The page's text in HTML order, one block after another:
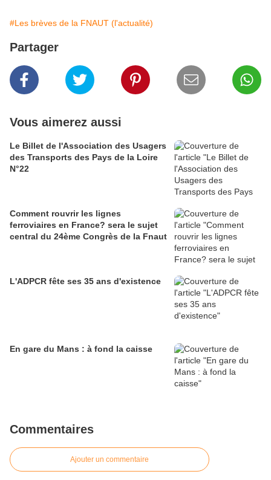
#Les brèves de la FNAUT (l'actualité)
Partager
Vous aimerez aussi
Le Billet de l'Association des Usagers
des Transports des Pays de la Loire
N°22
Comment rouvrir les lignes
ferroviaires en France? sera le sujet
central du 24ème Congrès de la Fnaut
L'ADPCR fête ses 35 ans d'existence
En gare du Mans : à fond la caisse
Commentaires
Ajouter un commentaire